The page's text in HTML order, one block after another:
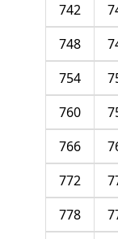
742
748
754
760
766
772
778